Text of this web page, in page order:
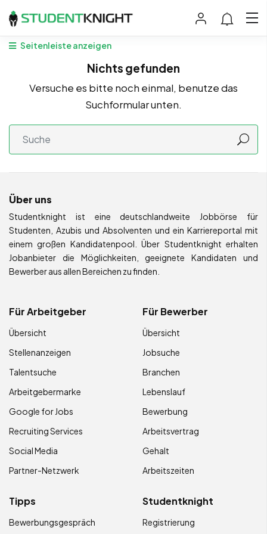
Seitenleiste anzeigen
Nichts gefunden
Versuche es bitte noch einmal, benutze das
Suchformular unten.
Über uns
Studentknight ist eine deutschlandweite Jobbörse für
Studenten, Azubis und Absolventen und ein Karriereportal mit
einem großen Kandidatenpool. Über Studentknight erhalten
Jobanbieter die Möglichkeiten, geeignete Kandidaten und
Bewerber aus allen Bereichen zu finden.
Für Arbeitgeber
Übersicht
Stellenanzeigen
Talentsuche
Arbeitgebermarke
Google for Jobs
Recruiting Services
Social Media
Partner-Netzwerk
Für Bewerber
Übersicht
Jobsuche
Branchen
Lebenslauf
Bewerbung
Arbeitsvertrag
Gehalt
Arbeitszeiten
Tipps
Bewerbungsgespräch
Studentknight
Registrierung